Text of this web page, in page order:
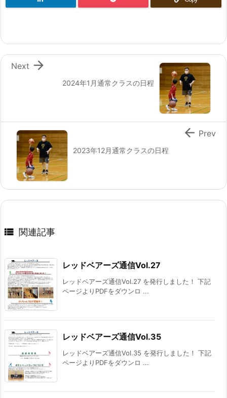
2024年1月通常クラスの日程

Next
2023年12月通常クラスの日程
 Prev
 関連記事
レッドベアーズ通信Vol.27
レッドベアーズ通信Vol.27 を発行しました！ 下記
ページよりPDFをダウンロ ...
レッドベアーズ通信Vol.35
レッドベアーズ通信Vol.35 を発行しました！ 下記
ページよりPDFをダウンロ ...